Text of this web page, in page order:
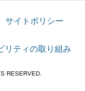
サイトポリシー
リティの取り組み
RESERVED.